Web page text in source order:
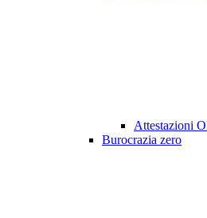
Attestazioni
Burocrazia zero